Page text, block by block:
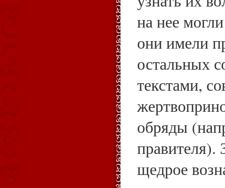
на нее
они имели
остальных
текстами,
обряды
правителя).
щедрое